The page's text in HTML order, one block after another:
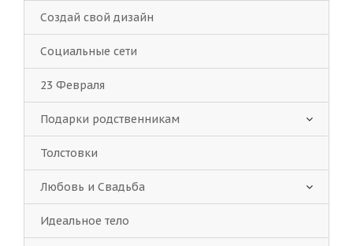
Создай свой дизайн
Социальные сети
23 Февраля
Подарки родственникам
Толстовки
Любовь и Свадьба
Идеальное тело